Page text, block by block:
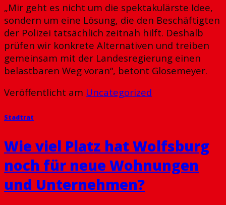
„Mir geht es nicht um die spektakulärste Idee,
sondern um eine Lösung, die den Beschäftigten
der Polizei tatsächlich zeitnah hilft. Deshalb
prüfen wir konkrete Alternativen und treiben
gemeinsam mit der Landesregierung einen
belastbaren Weg voran“, betont Glosemeyer.
Veröffentlicht am Uncategorized
Stadtrat
Wie viel Platz hat Wolfsburg
noch für neue Wohnungen
und Unternehmen?